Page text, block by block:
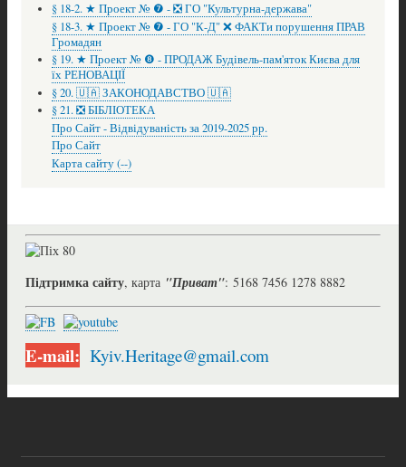
§ 18-2. ★ Проект № ❼ - ❎ ГО "Культурна-держава"
§ 18-3. ★ Проект № ❼ - ГО "К-Д" ❌ ФАКТи порушення ПРАВ
Громадян
§ 19. ★ Проект № ❽ - ПРОДАЖ Будівель-пам'яток Києва для
їх РЕНОВАЦІЇ
§ 20. 🇺🇦 ЗАКОНОДАВСТВО 🇺🇦
§ 21. ❎ БІБЛІОТЕКА
Про Сайт - Відвідуваність за 2019-2025 рр.
Про Сайт
Карта сайту (--)
Підтримка сайту, карта "Приват": 5168 7456 1278 8882
E-mail: Kyiv.Heritage@gmail.com